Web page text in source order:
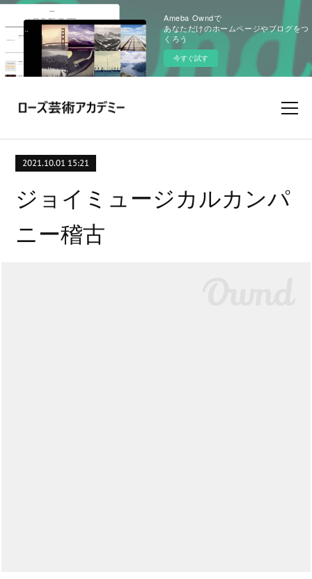
Ameba Owndで
あなただけのホームページやブログをつ
くろう
今すぐ試す
2021.10.01 15:21
ジョイミュージカルカンパ
ニー稽古